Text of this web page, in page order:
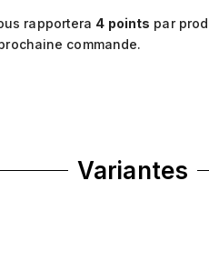
rapportera 4 points par
commande.
Variantes